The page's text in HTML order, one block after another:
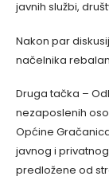
javnih službi,
Nakon par
načelnika
Druga tačka –
nezaposlenih
Općine
javnog i
predložene od